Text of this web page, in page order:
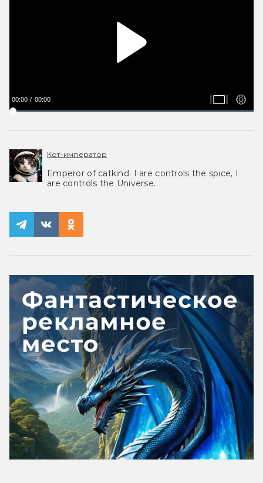
00:00 00:00
Кот-император
Emperor of catkind. I are controls the spice, I
are controls the Universe.